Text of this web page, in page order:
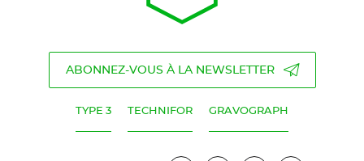
ABONNEZ-VOUS À LA NEWSLETTER
TYPE 3 TECHNIFOR GRAVOGRAPH